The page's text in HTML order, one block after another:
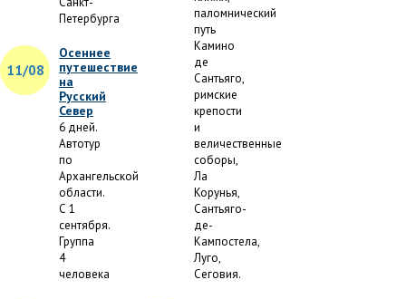
Петербурга
11/08
Осеннее
путешествие
на
Русский
Север
6 дней.
Автотур
по
Архангельской
области.
С 1
сентября.
Группа
4
человека
паломнический
путь
Камино
де
Сантьяго,
римские
крепости
и
величественные
соборы,
Ла
Корунья,
Сантьяго-
де-
Кампостела,
Луго,
Сеговия.